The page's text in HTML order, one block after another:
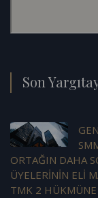
Son
ORTAĞIN DAHA
ÜYELERİNİN ELİ
TMK 2